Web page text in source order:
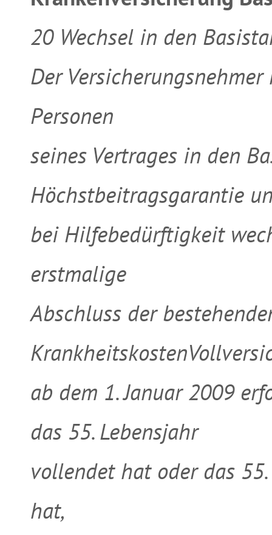
20 Wechsel in den
Der
Personen
seines Vertrages in den
Höchstbeitragsgarantie
bei Hilfebedürftigkeit
erstmalige
Abschluss der
ab dem 1. Januar 2009
das 55. Lebensjahr
vollendet hat oder das
hat,